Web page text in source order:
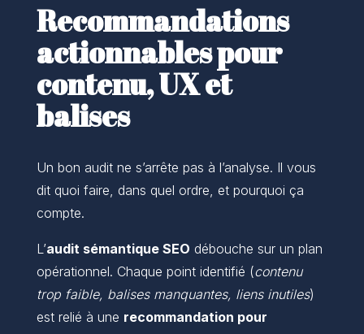
Recommandations
actionnables pour
contenu, UX et
balises
Un bon audit ne s’arrête pas à l’analyse. Il vous
dit quoi faire, dans quel ordre, et pourquoi ça
compte.
L’audit sémantique SEO débouche sur un plan
opérationnel. Chaque point identifié (contenu
trop faible, balises manquantes, liens inutiles)
est relié à une recommandation pour